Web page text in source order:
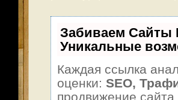
Забиваем
Уникальные
Каждая ссылка
оценки: SEO,
продвижение